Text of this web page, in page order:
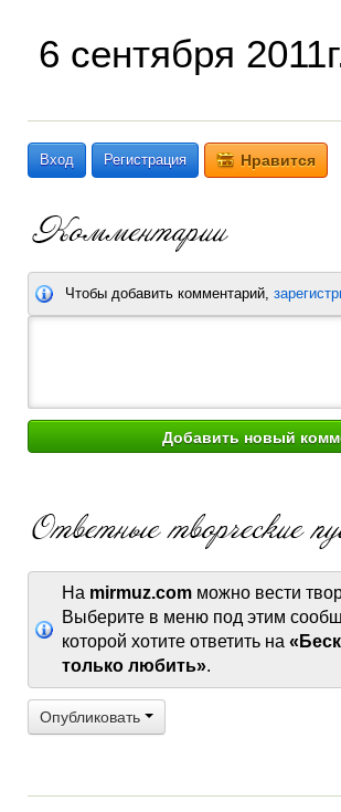
6 сентября
Вход Регистрация Нравится
Чтобы добавить комментарий,
На mirmuz.com можно вести
Выберите в меню под этим
которой хотите ответить на
только любить».
Опубликовать